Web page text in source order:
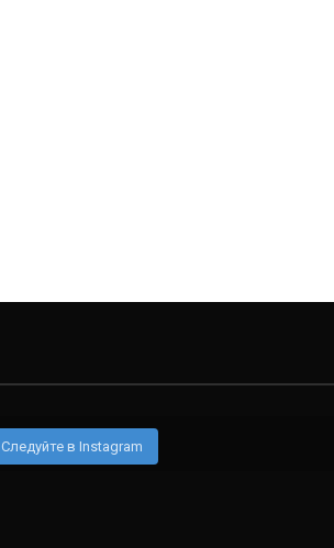
Следуйте в Instagram